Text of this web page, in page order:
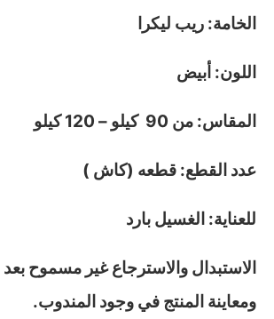
الخامة: ريب ليكرا
اللون: أبيض
المقاس: من 90 كيلو – 120 كيلو
عدد القطع: قطعه (كاش )
للعناية: الغسيل بارد
الاستبدال والاسترجاع غير مسموح بعد
ومعاينة المنتج في وجود المندوب.